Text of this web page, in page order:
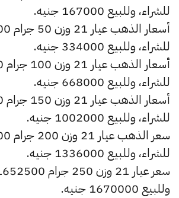
للشراء، وللبيع 167000 جنيه.
للشراء، وللبيع 334000 جنيه.
للشراء، وللبيع 668000 جنيه.
للشراء، وللبيع 1002000 جنيه.
للشراء، وللبيع 1336000 جنيه.
وللبيع 1670000 جنيه.